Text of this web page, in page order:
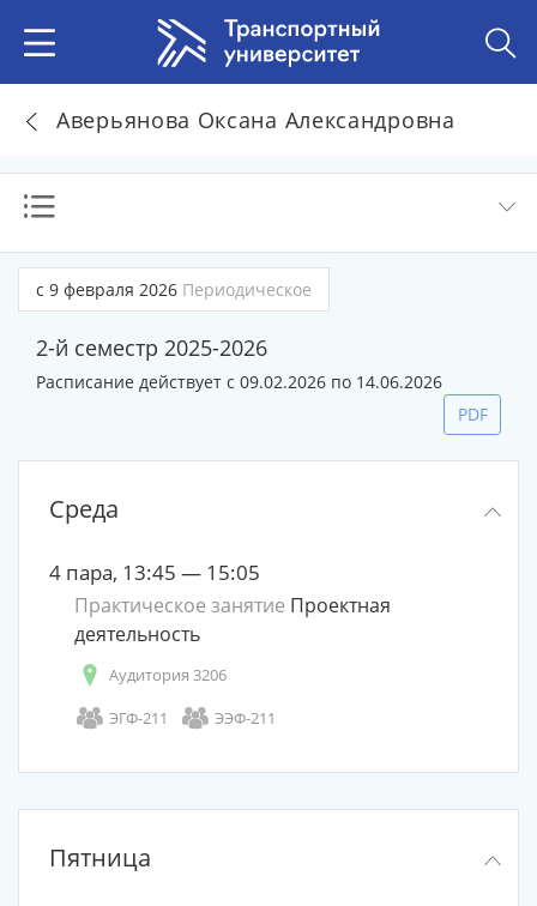
Аверьянова Оксана Александровна
с 9 февраля 2026 Периодическое
2-й семестр 2025-2026
Расписание действует с 09.02.2026 по 14.06.2026
PDF
Среда
4 пара, 13:45 — 15:05
Практическое занятие Проектная
деятельность
Аудитория 3206
ЭГФ-211
ЭЭФ-211
Пятница